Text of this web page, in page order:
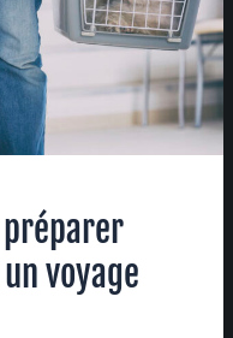
voyage